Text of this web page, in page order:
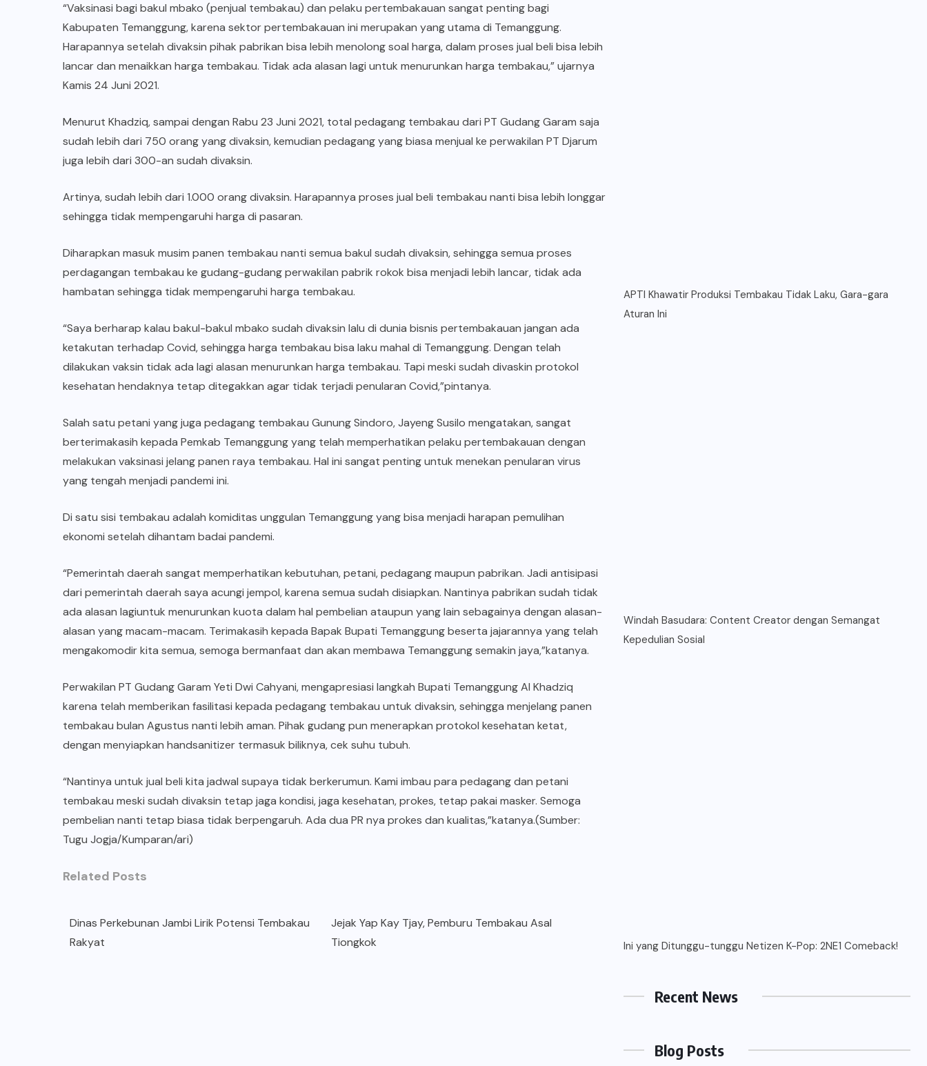
“Vaksinasi bagi bakul mbako (penjual tembakau) dan pelaku pertembakauan sangat penting bagi
Kabupaten Temanggung, karena sektor pertembakauan ini merupakan yang utama di Temanggung.
Harapannya setelah divaksin pihak pabrikan bisa lebih menolong soal harga, dalam proses jual beli bisa lebih
lancar dan menaikkan harga tembakau. Tidak ada alasan lagi untuk menurunkan harga tembakau,” ujarnya
Kamis 24 Juni 2021.
Menurut Khadziq, sampai dengan Rabu 23 Juni 2021, total pedagang tembakau dari PT Gudang Garam saja
sudah lebih dari 750 orang yang divaksin, kemudian pedagang yang biasa menjual ke perwakilan PT Djarum
juga lebih dari 300-an sudah divaksin.
Artinya, sudah lebih dari 1.000 orang divaksin. Harapannya proses jual beli tembakau nanti bisa lebih longgar
sehingga tidak mempengaruhi harga di pasaran.
Diharapkan masuk musim panen tembakau nanti semua bakul sudah divaksin, sehingga semua proses
perdagangan tembakau ke gudang-gudang perwakilan pabrik rokok bisa menjadi lebih lancar, tidak ada
hambatan sehingga tidak mempengaruhi harga tembakau.
“Saya berharap kalau bakul-bakul mbako sudah divaksin lalu di dunia bisnis pertembakauan jangan ada
ketakutan terhadap Covid, sehingga harga tembakau bisa laku mahal di Temanggung. Dengan telah
dilakukan vaksin tidak ada lagi alasan menurunkan harga tembakau. Tapi meski sudah divaskin protokol
kesehatan hendaknya tetap ditegakkan agar tidak terjadi penularan Covid,”pintanya.
Salah satu petani yang juga pedagang tembakau Gunung Sindoro, Jayeng Susilo mengatakan, sangat
berterimakasih kepada Pemkab Temanggung yang telah memperhatikan pelaku pertembakauan dengan
melakukan vaksinasi jelang panen raya tembakau. Hal ini sangat penting untuk menekan penularan virus
yang tengah menjadi pandemi ini.
Di satu sisi tembakau adalah komiditas unggulan Temanggung yang bisa menjadi harapan pemulihan
ekonomi setelah dihantam badai pandemi.
“Pemerintah daerah sangat memperhatikan kebutuhan, petani, pedagang maupun pabrikan. Jadi antisipasi
dari pemerintah daerah saya acungi jempol, karena semua sudah disiapkan. Nantinya pabrikan sudah tidak
ada alasan lagiuntuk menurunkan kuota dalam hal pembelian ataupun yang lain sebagainya dengan alasan-
alasan yang macam-macam. Terimakasih kepada Bapak Bupati Temanggung beserta jajarannya yang telah
mengakomodir kita semua, semoga bermanfaat dan akan membawa Temanggung semakin jaya,”katanya.
Perwakilan PT Gudang Garam Yeti Dwi Cahyani, mengapresiasi langkah Bupati Temanggung Al Khadziq
karena telah memberikan fasilitasi kepada pedagang tembakau untuk divaksin, sehingga menjelang panen
tembakau bulan Agustus nanti lebih aman. Pihak gudang pun menerapkan protokol kesehatan ketat,
dengan menyiapkan handsanitizer termasuk biliknya, cek suhu tubuh.
“Nantinya untuk jual beli kita jadwal supaya tidak berkerumun. Kami imbau para pedagang dan petani
tembakau meski sudah divaksin tetap jaga kondisi, jaga kesehatan, prokes, tetap pakai masker. Semoga
pembelian nanti tetap biasa tidak berpengaruh. Ada dua PR nya prokes dan kualitas,”katanya.(Sumber:
Tugu Jogja/Kumparan/ari)
Related Posts
Dinas Perkebunan Jambi Lirik Potensi Tembakau
Rakyat
Jejak Yap Kay Tjay, Pemburu Tembakau Asal
Tiongkok
APTI Khawatir Produksi Tembakau Tidak Laku, Gara-gara
Aturan Ini
Windah Basudara: Content Creator dengan Semangat
Kepedulian Sosial
Ini yang Ditunggu-tunggu Netizen K-Pop: 2NE1 Comeback!
Recent News
Blog Posts